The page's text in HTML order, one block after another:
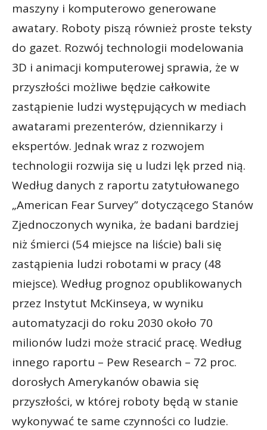
maszyny i komputerowo generowane
awatary. Roboty piszą również proste teksty
do gazet. Rozwój technologii modelowania
3D i animacji komputerowej sprawia, że w
przyszłości możliwe będzie całkowite
zastąpienie ludzi występujących w mediach
awatarami prezenterów, dziennikarzy i
ekspertów. Jednak wraz z rozwojem
technologii rozwija się u ludzi lęk przed nią.
Według danych z raportu zatytułowanego
„American Fear Survey” dotyczącego Stanów
Zjednoczonych wynika, że badani bardziej
niż śmierci (54 miejsce na liście) bali się
zastąpienia ludzi robotami w pracy (48
miejsce). Według prognoz opublikowanych
przez Instytut McKinseya, w wyniku
automatyzacji do roku 2030 około 70
milionów ludzi może stracić pracę. Według
innego raportu – Pew Research – 72 proc.
dorosłych Amerykanów obawia się
przyszłości, w której roboty będą w stanie
wykonywać te same czynności co ludzie.